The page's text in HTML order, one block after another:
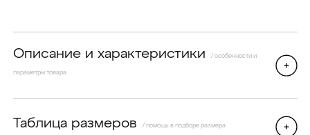
Описание и характеристики / особенности и
параметры товара
Таблица размеров / помощь в подборе размера